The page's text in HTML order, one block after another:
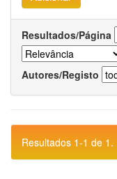
Resultados/Página
Autores/Registo
Resultados 1-1 de 1.